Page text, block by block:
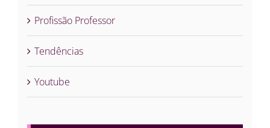
Profissão Professor
Tendências
Youtube